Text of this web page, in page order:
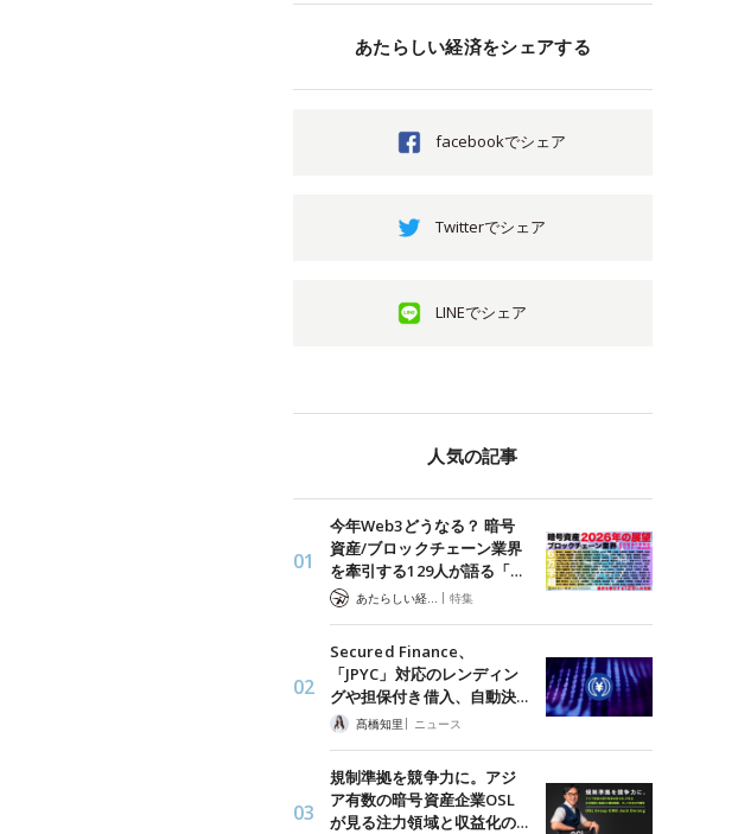
あたらしい経済をシェアする
facebookでシェア
Twitterでシェア
LINEでシェア
人気の記事
今年Web3どうなる？ 暗号
資産/ブロックチェーン業界
を牽引する129人が語る「…
| 特集
Secured Finance、
「JPYC」対応のレンディン
グや担保付き借入、自動決…
髙橋知里 | ニュース
規制準拠を競争力に。アジ
ア有数の暗号資産企業OSL
が見る注力領域と収益化の…